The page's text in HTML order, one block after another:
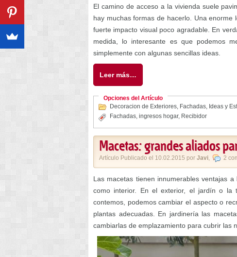
El camino de acceso a la vivienda suele
hay muchas formas de hacerlo. Una
fuerte impacto visual poco agradable. En
medida, lo interesante es que podemos
simplemente con algunas sencillas ideas.
Leer más…
Opciones del Artículo
Decoracion de Exteriores, Fachadas, Ideas y
Fachadas, ingresos hogar, Recibidor
Macetas: grandes aliados
Artículo Publicado el 10.02.2015 por Javi, 2
Las macetas tienen innumerables ventajas
como interior. En el exterior, el jardín o la
contemos, podemos cambiar el aspecto o
plantas adecuadas. En jardinería las
cambiarlas de emplazamiento para cubrir las